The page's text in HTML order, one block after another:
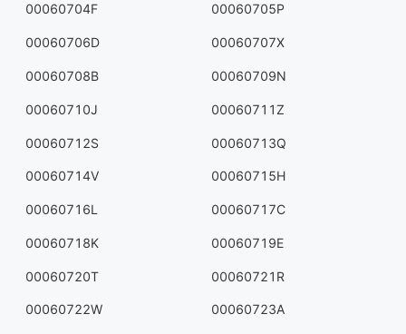
00060704F 00060705P
00060706D 00060707X
00060708B 00060709N
00060710J 00060711Z
00060712S 00060713Q
00060714V 00060715H
00060716L 00060717C
00060718K 00060719E
00060720T 00060721R
00060722W 00060723A